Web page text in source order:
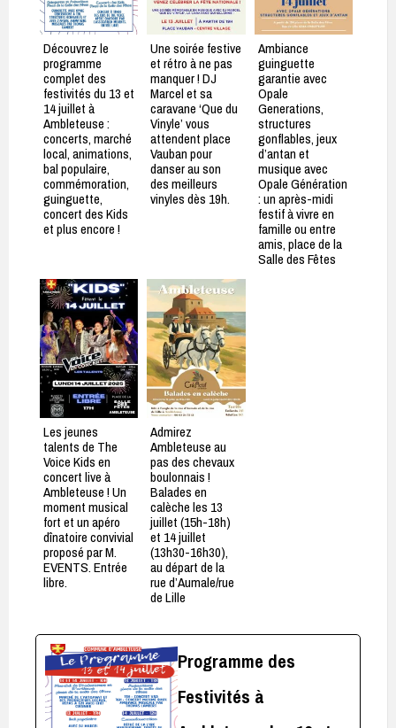
Découvrez le
programme
complet des
festivités du 13 et
14 juillet à
Ambleteuse :
concerts, marché
local, animations,
bal populaire,
commémoration,
guinguette,
concert des Kids
et plus encore !
Une soirée festive
et rétro à ne pas
manquer ! DJ
Marcel et sa
caravane ‘Que du
Vinyle’ vous
attendent place
Vauban pour
danser au son
des meilleurs
vinyles dès 19h.
Ambiance
guinguette
garantie avec
Opale
Generations,
structures
gonflables, jeux
d’antan et
musique avec
Opale Génération
: un après-midi
festif à vivre en
famille ou entre
amis, place de la
Salle des Fêtes
Les jeunes
talents de The
Voice Kids en
concert live à
Ambleteuse ! Un
moment musical
fort et un apéro
dînatoire convivial
proposé par M.
EVENTS. Entrée
libre.
Admirez
Ambleteuse au
pas des chevaux
boulonnais !
Balades en
calèche les 13
juillet (15h-18h)
et 14 juillet
(13h30-16h30),
au départ de la
rue d’Aumale/rue
de Lille
Programme des
Festivités à